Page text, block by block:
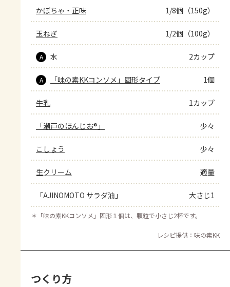
かぼちゃ・正味 1/8個（150g）
玉ねぎ 1/2個（100g）
A 水 2カップ
A 「味の素KKコンソメ」固形タイプ 1個
牛乳 1カップ
「瀬戸のほんじお®」 少々
こしょう 少々
生クリーム 適量
「AJINOMOTO サラダ油」 大さじ1
＊ 「味の素KKコンソメ」固形１個は、顆粒で小さじ2杯です。
レシピ提供：味の素KK
つくり方